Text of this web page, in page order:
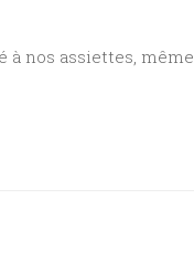
à nos assiettes, même